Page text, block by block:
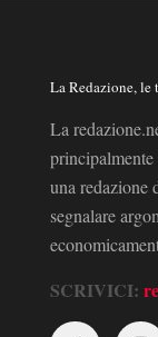
La Redazione, le
La
una redazione
segnalare
SCRIVICI: